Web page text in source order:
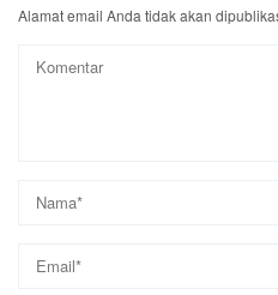
Alamat email Anda tidak akan